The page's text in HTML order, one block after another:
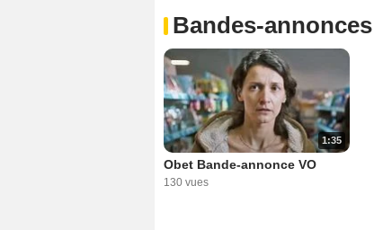
Bandes-annonces
1:35
Obet Bande-annonce VO
130 vues